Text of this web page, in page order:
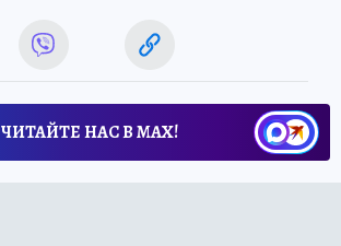
ЧИТАЙТЕ НАС В МАХ!